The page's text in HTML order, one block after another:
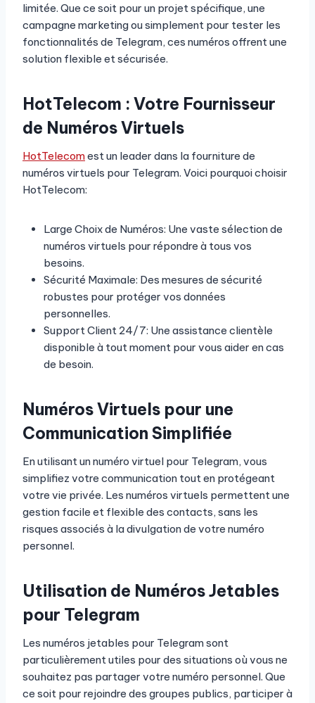
limitée. Que ce soit pour un projet spécifique, une
campagne marketing ou simplement pour tester les
fonctionnalités de Telegram, ces numéros offrent une
solution flexible et sécurisée.
HotTelecom : Votre Fournisseur
de Numéros Virtuels
HotTelecomest un leader dans la fourniture de
numéros virtuels pour Telegram. Voici pourquoi choisir
HotTelecom:
Large Choix de Numéros: Une vaste sélection de
numéros virtuels pour répondre à tous vos
besoins.
Sécurité Maximale: Des mesures de sécurité
robustes pour protéger vos données
personnelles.
Support Client 24/7: Une assistance clientèle
disponible à tout moment pour vous aider en cas
de besoin.
Numéros Virtuels pour une
Communication Simplifiée
En utilisant un numéro virtuel pour Telegram, vous
simplifiez votre communication tout en protégeant
votre vie privée. Les numéros virtuels permettent une
gestion facile et flexible des contacts, sans les
risques associés à la divulgation de votre numéro
personnel.
Utilisation de Numéros Jetables
pour Telegram
Les numéros jetables pour Telegram sont
particulièrement utiles pour des situations où vous ne
souhaitez pas partager votre numéro personnel. Que
ce soit pour rejoindre des groupes publics, participer à